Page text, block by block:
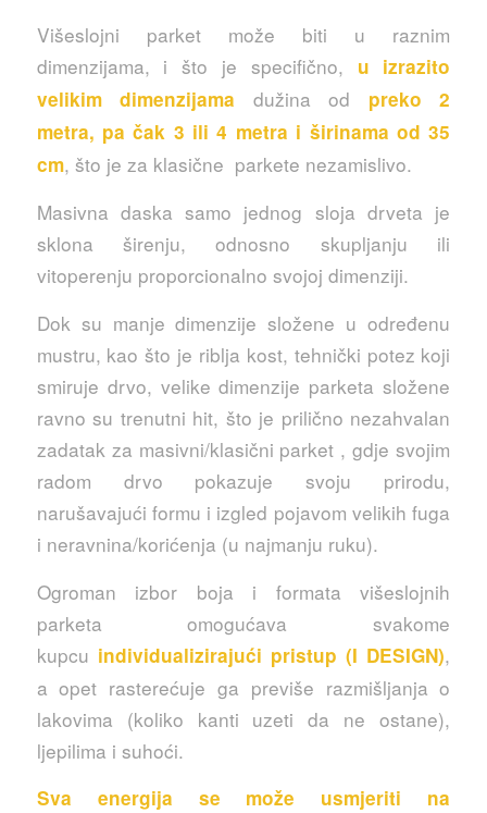
Višeslojni parket može biti u raznim
dimenzijama, i što je specifično, u izrazito
velikim dimenzijama dužina od preko 2
metra, pa čak 3 ili 4 metra i širinama od 35
cm, što je za klasične parkete nezamislivo.
Masivna daska samo jednog sloja drveta je
sklona širenju, odnosno skupljanju ili
vitoperenju proporcionalno svojoj dimenziji.
Dok su manje dimenzije složene u određenu
mustru, kao što je riblja kost, tehnički potez koji
smiruje drvo, velike dimenzije parketa složene
ravno su trenutni hit, što je prilično nezahvalan
zadatak za masivni/klasični parket , gdje svojim
radom drvo pokazuje svoju prirodu,
narušavajući formu i izgled pojavom velikih fuga
i neravnina/korićenja (u najmanju ruku).
Ogroman izbor boja i formata višeslojnih
parketa omogućava svakome
kupcu individualizirajući pristup (I DESIGN),
a opet rasterećuje ga previše razmišljanja o
lakovima (koliko kanti uzeti da ne ostane),
ljepilima i suhoći.
Sva energija se može usmjeriti na